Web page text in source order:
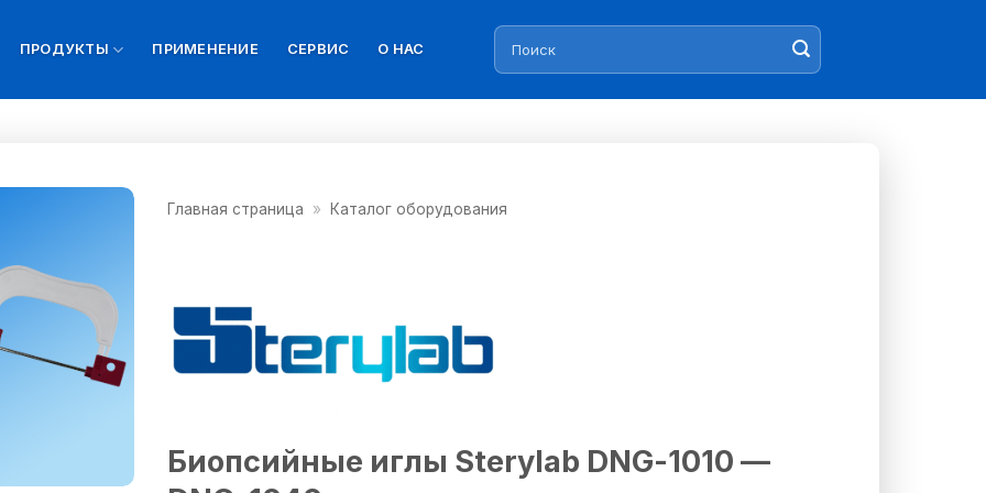
ПРОДУКТЫ ПРИМЕНЕНИЕ СЕРВИС О НАС
Искать:
Главная страница » Каталог оборудования
Биопсийные иглы Sterylab DNG-1010 —